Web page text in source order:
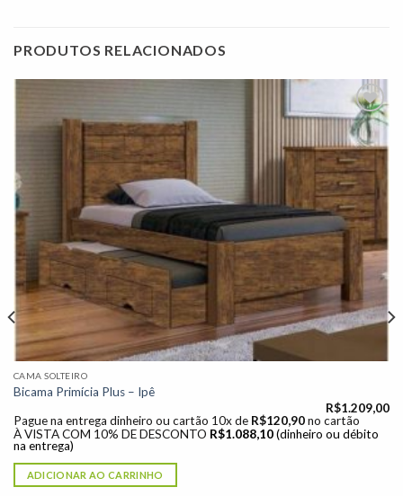
PRODUTOS RELACIONADOS
Adicionar
à lista de
desejos"
CAMA SOLTEIRO
Bicama Primícia Plus – Ipê
R$1.209,00
Pague na entrega dinheiro ou cartão 10x de R$120,90 no cartão
À VISTA COM 10% DE DESCONTO R$1.088,10 (dinheiro ou débito
na entrega)
ADICIONAR AO CARRINHO